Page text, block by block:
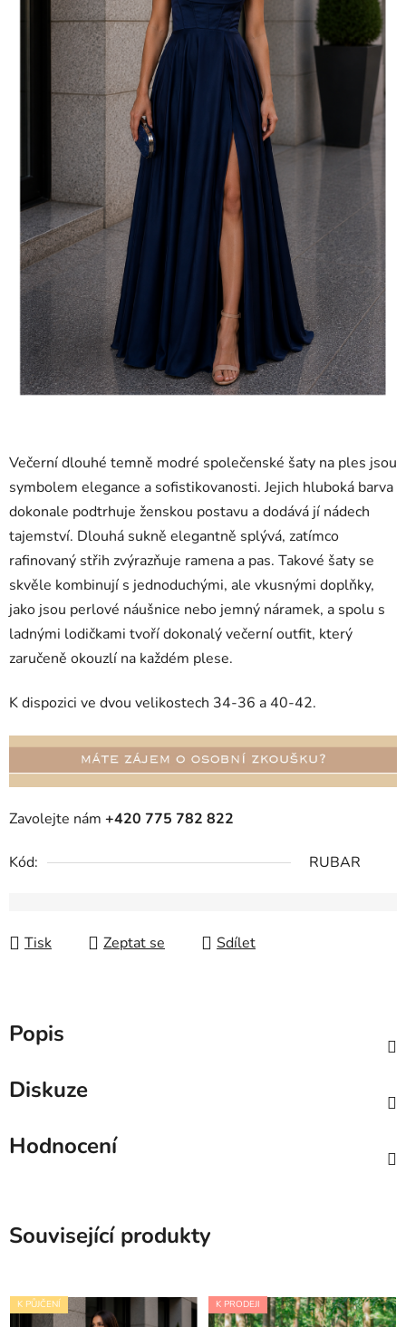
Večerní dlouhé temně modré společenské šaty na ples jsou
symbolem elegance a sofistikovanosti. Jejich hluboká barva
dokonale podtrhuje ženskou postavu a dodává jí nádech
tajemství. Dlouhá sukně elegantně splývá, zatímco
rafinovaný střih zvýrazňuje ramena a pas. Takové šaty se
skvěle kombinují s jednoduchými, ale vkusnými doplňky,
jako jsou perlové náušnice nebo jemný náramek, a spolu s
ladnými lodičkami tvoří dokonalý večerní outfit, který
zaručeně okouzlí na každém plese.
K dispozici ve dvou velikostech 34-36 a 40-42.
Zavolejte nám +420 775 782 822
Kód: RUBAR
Tisk Zeptat se Sdílet
Popis
Diskuze
Hodnocení
Související produkty
K PŮJČENÍ K PRODEJI